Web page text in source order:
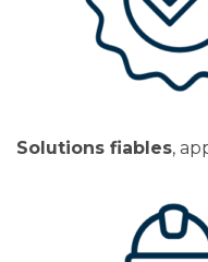
Solutions fiables,